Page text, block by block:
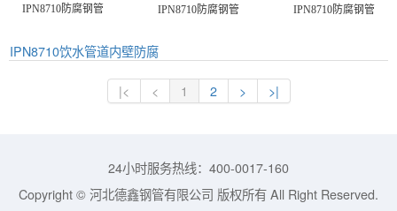
IPN8710防腐钢管 IPN8710防腐钢管 IPN8710防腐钢管
IPN8710饮水管道内壁防腐
1 2
24小时服务热线：400-0017-160
Copyright © 河北德鑫钢管有限公司 版权所有 All Right Reserved.